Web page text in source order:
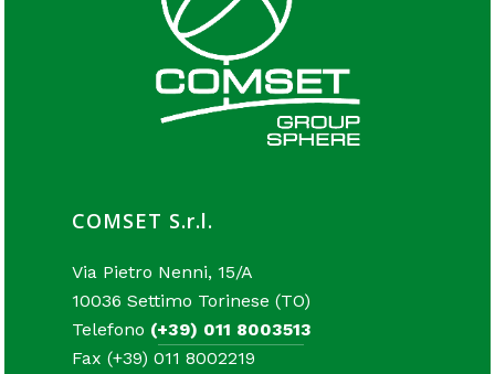
COMSET S.r.l.
Via Pietro Nenni, 15/A
10036 Settimo Torinese (TO)
Telefono (+39) 011 8003513
Fax (+39) 011 8002219